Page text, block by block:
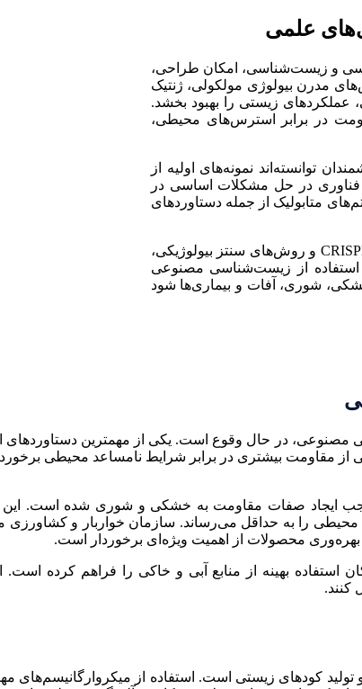
علمی
و زیست‌شناسی، امکان طراحی،
مدرن بیولوژی مولکولی، ژنتیک
عملکردهای زیستی را بهبود بخشد.
در برابر استرس‌های محیطی،
توانسته‌اند نمونه‌های اولیه از
فناوری در حل مشکلات اساسی در
متابولیک از جمله دستاوردهای
این فناوری با به‌کارگیری ابزارهای پیشرفته مانند ویرایش ژن با استفاده از CRISPR و روش‌های سنتز بیولوژیکی،
استفاده از زیست‌شناسی مصنوعی
شوری، آفات و بیماری‌ها شود
در حال وقوع است. یکی از مهمترین دستاوردهای
مقاومت بیشتری در برابر شرایط نامساعد محیطی
ایجاد صفات مقاومت به خشکی و شوری شده است.
بهینه از منابع آبی و خاکی را فراهم کرده است.
کنند.
کودهای زیستی است. استفاده از میکروارگانیسم‌های